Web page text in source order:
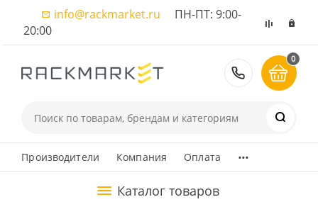
info@rackmarket.ru ПН-ПТ: 9:00-
20:00
8 (495)
0
Производители Компания Оплата ...
Каталог товаров